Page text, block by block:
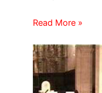
Read More »